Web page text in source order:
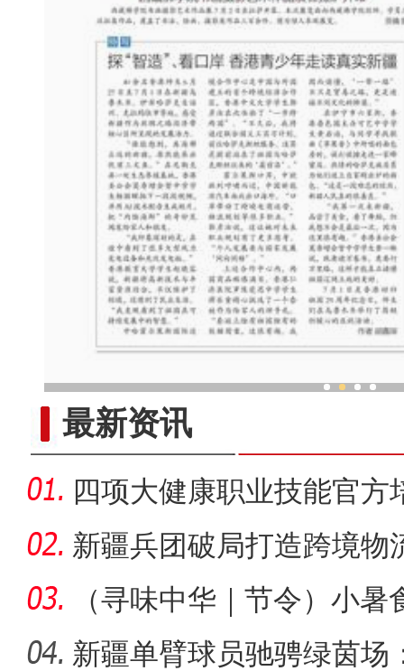
最新资讯
四项大健康职业技能官方
助力健康
新疆兵团破局打造跨境物
（寻味中华｜节令）小
新疆单臂球员驰骋绿茵场